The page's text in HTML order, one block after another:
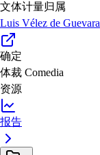
文体计量归属
Luis Vélez de Guevara
确定
体裁 Comedia
资源
报告